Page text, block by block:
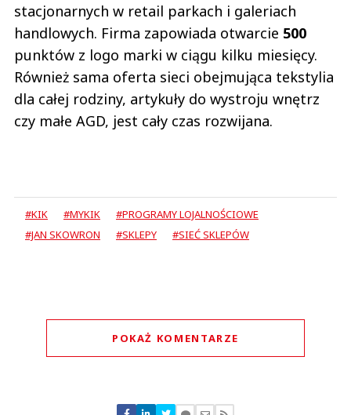
stacjonarnych w retail parkach i galeriach
handlowych. Firma zapowiada otwarcie 500
punktów z logo marki w ciągu kilku miesięcy.
Również sama oferta sieci obejmująca tekstylia
dla całej rodziny, artykuły do wystroju wnętrz
czy małe AGD, jest cały czas rozwijana.
#KIK #MYKIK
#PROGRAMY LOJALNOŚCIOWE
#JAN SKOWRON
#SKLEPY #SIEĆ SKLEPÓW
POKAŻ KOMENTARZE
Nie znaleziono komentarzy